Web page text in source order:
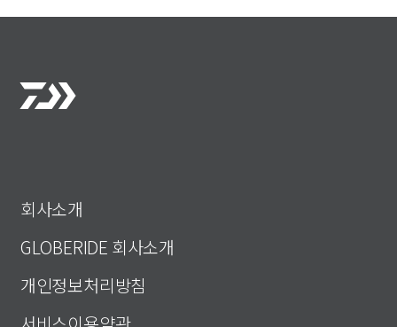
회사소개
GLOBERIDE 회사소개
개인정보처리방침